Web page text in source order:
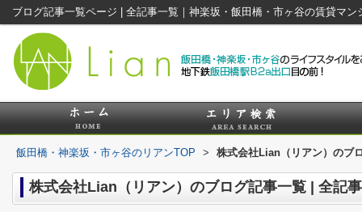
ブログ記事一覧ページ | 全記事一覧｜神楽坂・飯田橋・市ヶ谷の賃貸マン
飯田橋・神楽坂・市ヶ谷のリアンTOP > 株式会社Lian（リアン）のブ
株式会社Lian（リアン）のブログ記事一覧 | 全記